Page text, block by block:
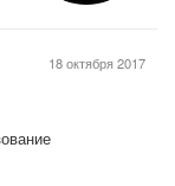
18 октября 2017